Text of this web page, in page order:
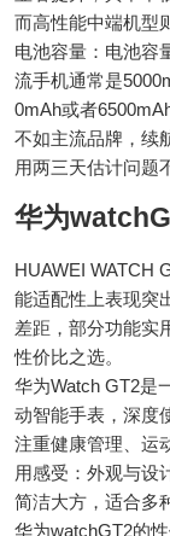
而高性能中端机型
电池容量：电池容
流手机通常是
0mAh或者
不如主流品牌，续
用两三天估计问题
华为
HUAWEI WATCH
能适配性上表现突
差距，部分功能实
性价比之选。
华为Watch GT2是
动智能手表，深度
注重健康管理、运
用感受：外观与设
简洁大方，适合多
华为watchGT2的